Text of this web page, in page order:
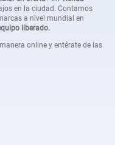
en la ciudad. Contamos
a nivel mundial en
liberado.
online y entérate de las